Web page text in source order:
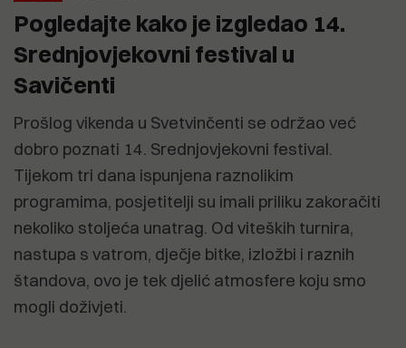
Pogledajte kako je izgledao 14.
Srednjovjekovni festival u
Savičenti
Prošlog vikenda u Svetvinčenti se održao već
dobro poznati 14. Srednjovjekovni festival.
Tijekom tri dana ispunjena raznolikim
programima, posjetitelji su imali priliku zakoračiti
nekoliko stoljeća unatrag. Od viteških turnira,
nastupa s vatrom, dječje bitke, izložbi i raznih
štandova, ovo je tek djelić atmosfere koju smo
mogli doživjeti.